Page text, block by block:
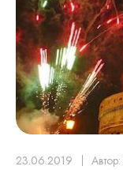
23.06.2019 Автор: